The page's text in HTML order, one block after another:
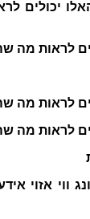
יכולים
לראות מה
לראות מה
לראות מה
ווי אזוי